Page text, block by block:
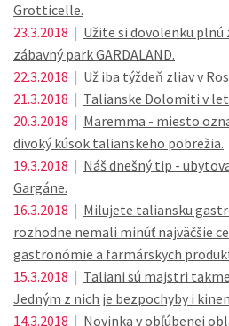
Grotticelle.
23.3.2018 | Užite si dovolenku plnú
zábavný park GARDALAND.
22.3.2018 | Už iba týždeň zliav v
21.3.2018 | Talianske Dolomiti v
20.3.2018 | Maremma - miesto
divoký kúsok talianskeho pobrežia.
19.3.2018 | Náš dnešný tip -
Gargáne.
16.3.2018 | Milujete taliansku
rozhodne nemali minúť najväčšie
gastronómie a farmárskych
15.3.2018 | Taliani sú majstri
Jedným z nich je bezpochyby i
14.3.2018 | Novinka v obľúbenej